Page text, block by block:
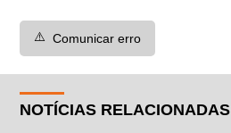
⚠️ Comunicar erro
NOTÍCIAS RELACIONADAS